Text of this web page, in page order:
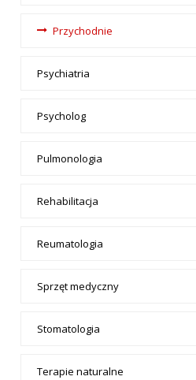
Przychodnie
Psychiatria
Psycholog
Pulmonologia
Rehabilitacja
Reumatologia
Sprzęt medyczny
Stomatologia
Terapie naturalne